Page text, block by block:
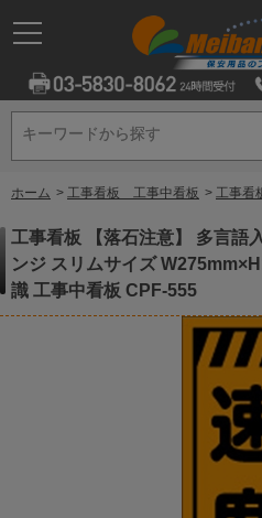
キーワードから探す
キーワードから探す
ホーム > 工事看板 工事中看板 > 工事看
工事看板 【落石注意】 多言語
ンジ スリムサイズ
識 工事中看板 CPF-555